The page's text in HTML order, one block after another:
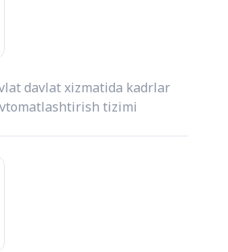
davlat xizmatida kadrlar
tizimi